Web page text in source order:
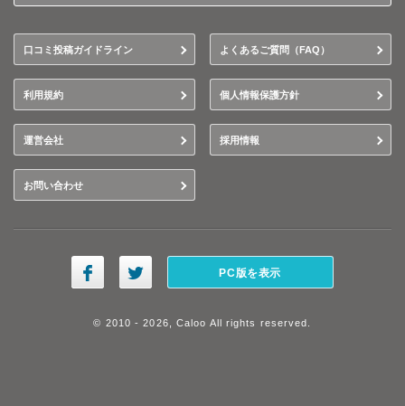
口コミ投稿ガイドライン よくあるご質問（FAQ）
利用規約 個人情報保護方針
運営会社 採用情報
お問い合わせ
PC版を表示
© 2010 - 2026, Caloo All rights reserved.